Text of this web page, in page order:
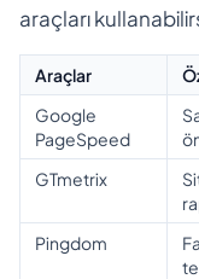
araçları
Araçlar
Google
PageSpeed
GTmetrix
Pingdom